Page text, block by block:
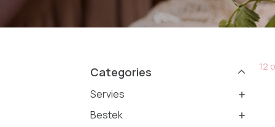
Categories
Servies
Bestek
12